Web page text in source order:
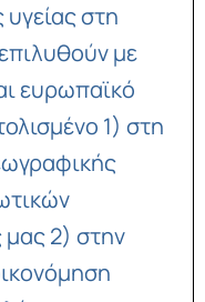
στη
με
ευρωπαϊκό
1) στη
2) στην